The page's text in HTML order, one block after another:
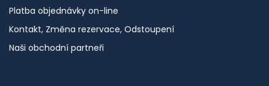
Platba objednávky on-line
Kontakt, Změna rezervace, Odstoupení
Naši obchodní partneři